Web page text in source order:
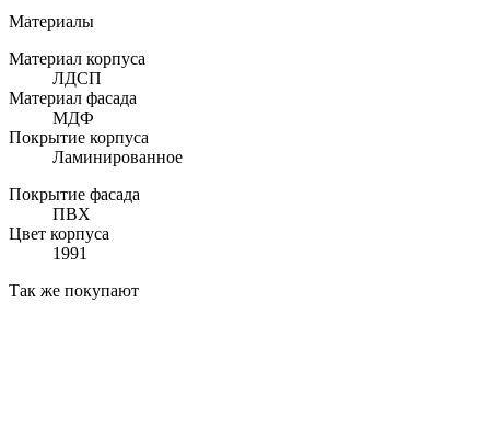
Материалы
Материал корпуса
ЛДСП
Материал фасада
МДФ
Покрытие корпуса
Ламинированное
Покрытие фасада
ПВХ
Цвет корпуса
1991
Так же покупают